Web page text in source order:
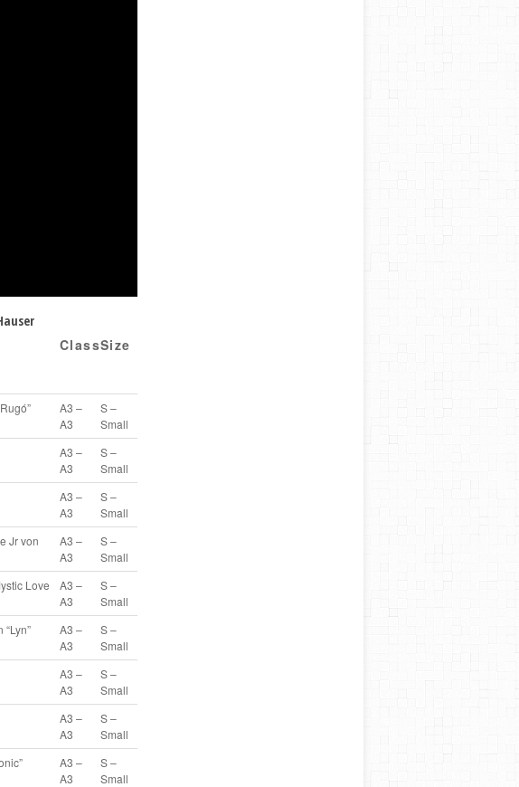
ClassSize
A3 –
A3
S –
Small
A3 –
A3
S –
Small
A3 –
A3
S –
Small
Jr von
A3 –
A3
S –
Small
Love
A3 –
A3
S –
Small
A3 –
A3
S –
Small
A3 –
A3
S –
Small
A3 –
A3
S –
Small
A3 –
A3
S –
Small